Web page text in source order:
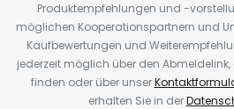
Produktempfehlungen und -
möglichen Kooperationspartnern und
Kaufbewertungen und
jederzeit möglich über den Abmeldelink,
finden oder über unser
erhalten Sie in der